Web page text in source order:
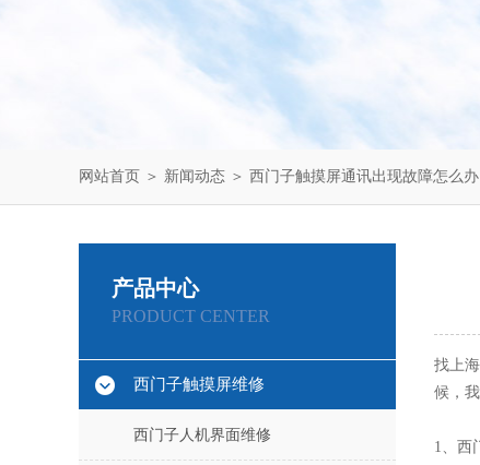
网站首页 ＞ 新闻动态 ＞ 西门子触摸屏通讯出现故障怎么
产品中心
PRODUCT CENTER
西门子触摸屏维修
西门子人机界面维修
找上
候，
1、西